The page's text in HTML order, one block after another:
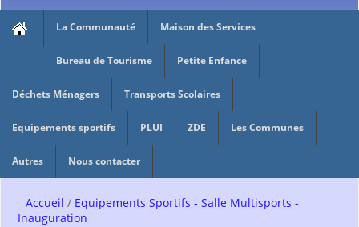
La Communauté Maison des Services
Bureau de Tourisme Petite Enfance
Déchets Ménagers Transports Scolaires
Equipements sportifs PLUI ZDE Les Communes
Autres Nous contacter
Accueil
Equipements Sportifs - Salle Multisports -
Inauguration